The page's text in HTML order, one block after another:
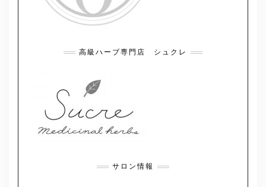
高級ハーブ専門店 シュクレ
サロン情報